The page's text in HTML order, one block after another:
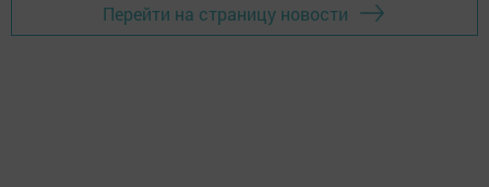
Перейти на страницу новости